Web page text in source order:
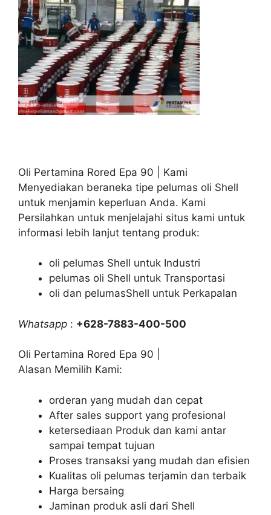
Oli Pertamina Rored Epa 90 | Kami
Menyediakan beraneka tipe pelumas oli Shell
untuk menjamin keperluan Anda. Kami
Persilahkan untuk menjelajahi situs kami untuk
informasi lebih lanjut tentang produk:
oli pelumas Shell untuk Industri
pelumas oli Shell untuk Transportasi
oli dan pelumasShell untuk Perkapalan
Whatsapp : +628-7883-400-500
Oli Pertamina Rored Epa 90 |
Alasan Memilih Kami:
orderan yang mudah dan cepat
After sales support yang profesional
ketersediaan Produk dan kami antar
sampai tempat tujuan
Proses transaksi yang mudah dan efisien
Kualitas oli pelumas terjamin dan terbaik
Harga bersaing
Jaminan produk asli dari Shell